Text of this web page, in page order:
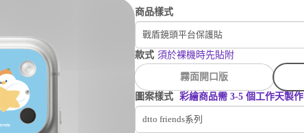
商品樣式
戰盾鏡頭平台保護貼
款式 須於裸機時先貼附
霧面開口版
圖案樣式
彩繪商品需 3-5 個工作天製作
dtto friends系列